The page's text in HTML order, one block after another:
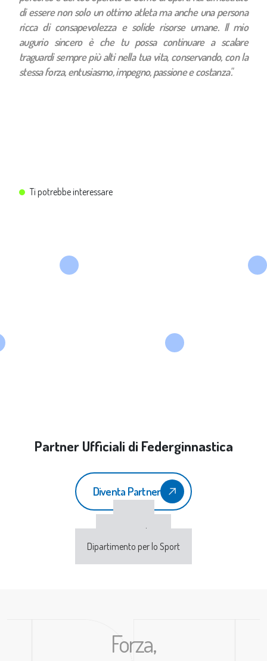
di essere non solo un ottimo atleta ma anche una persona
ricca di consapevolezza e solide risorse umane. Il mio
augurio sincero è che tu possa continuare a scalare
traguardi sempre più alti nella tua vita, conservando, con la
stessa forza, entusiasmo, impegno, passione e costanza".
Ti potrebbe interessare
Partner Ufficiali di Federginnastica
Diventa Partner
Sport e Salute
Dipartimento per lo Sport
Forza,